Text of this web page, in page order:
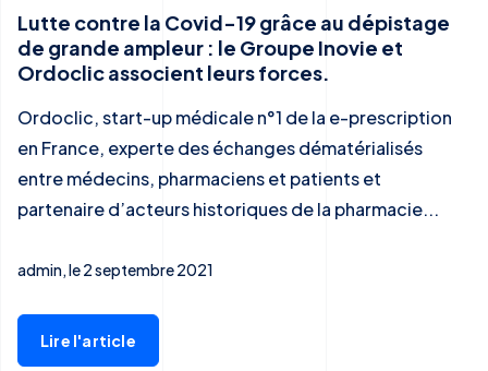
Lutte contre la Covid-19 grâce au dépistage
de grande ampleur : le Groupe Inovie et
Ordoclic associent leurs forces.
Ordoclic, start-up médicale n°1 de la e-prescription
en France, experte des échanges dématérialisés
entre médecins, pharmaciens et patients et
partenaire d’acteurs historiques de la pharmacie...
admin, le 2 septembre 2021
Lire l'article